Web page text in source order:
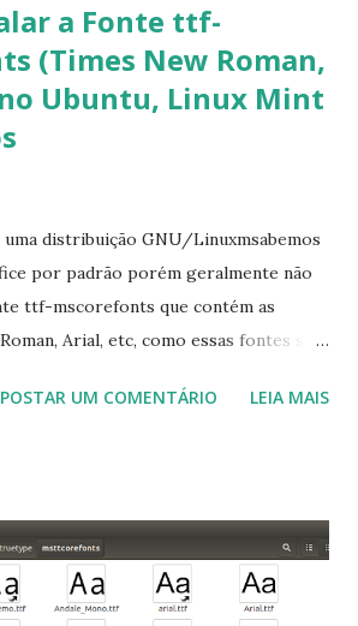
a Fonte ttf-
(Times New Roman,
Ubuntu, Linux Mint
uma distribuição GNU/Linuxmsabemos
por padrão porém geralmente não
ttf-mscorefonts que contém as
Arial, etc, como essas fontes são
de Normas Técnicas (ABNT), exige
fontes. Ao instalar o GNU/Linux abra o
comando: $ sudo apt-get install ttf-
Leia os termos de uso e avance
POSTAR UM COMENTÁRIO LEIA MAIS